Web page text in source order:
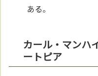
ある。
カール・マンハ
ートピア